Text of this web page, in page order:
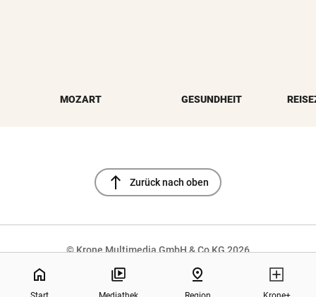
MOZART GESUNDHEIT
north Zurück nach oben
© Krone Multimedia GmbH & Co KG 2026
Muthgasse 2, 1190 Wien
home pin_drop